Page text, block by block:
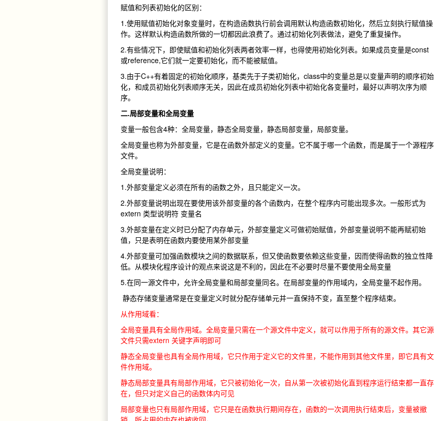
赋值和列表初始化的区别：
1.使用赋值初始化对象变量时，在构造函数执行前会调用默认构造函数初始化，然后立刻执行赋值操
作。这样默认构造函数所做的一切都因此浪费了。通过初始化列表做法，避免了重复操作。
2.有些情况下，即使赋值和初始化列表两者效率一样，也得使用初始化列表。如果成员变量是const
或reference,它们就一定要初始化，而不能被赋值。
3.由于C++有着固定的初始化顺序，基类先于子类初始化，class中的变量总是以变量声明的顺序初始
化，和成员初始化列表顺序无关，因此在成员初始化列表中初始化各变量时，最好以声明次序为顺
序。
二.局部变量和全局变量
变量一般包含4种：全局变量，静态全局变量，静态局部变量，局部变量。
全局变量也称为外部变量，它是在函数外部定义的变量。它不属于哪一个函数，而是属于一个源程序
文件。
全局变量说明：
1.外部变量定义必须在所有的函数之外，且只能定义一次。
2.外部变量说明出现在要使用该外部变量的各个函数内，在整个程序内可能出现多次。一般形式为
extern 类型说明符 变量名
3.外部变量在定义时已分配了内存单元，外部变量定义可做初始赋值，外部变量说明不能再赋初始
值，只是表明在函数内要使用某外部变量
4.外部变量可加强函数模块之间的数据联系，但又使函数要依赖这些变量，因而使得函数的独立性降
低。从模块化程序设计的观点来说这是不利的，因此在不必要时尽量不要使用全局变量
5.在同一源文件中，允许全局变量和局部变量同名。在局部变量的作用域内，全局变量不起作用。
静态存储变量通常是在变量定义时就分配存储单元并一直保持不变，直至整个程序结束。
从作用域看：
全局变量具有全局作用域。全局变量只需在一个源文件中定义，就可以作用于所有的源文件。其它源
文件只需extern 关键字声明即可
静态全局变量也具有全局作用域，它只作用于定义它的文件里，不能作用到其他文件里，即它具有文
件作用域。
静态局部变量具有局部作用域，它只被初始化一次，自从第一次被初始化直到程序运行结束都一直存
在，但只对定义自己的函数体内可见
局部变量也只有局部作用域，它只是在函数执行期间存在，函数的一次调用执行结束后，变量被撤